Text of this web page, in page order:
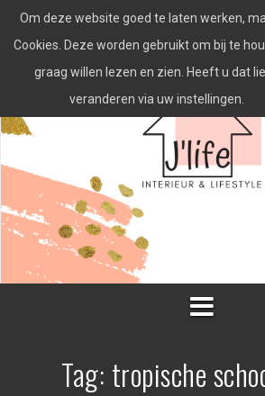
naar
inhoud
Tag: tropische
Om deze website goed te laten werken,
Cookies. Deze worden gebruikt om bij te
graag willen lezen en zien. Heeft u dat
veranderen via uw instellingen.